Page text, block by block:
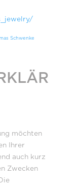
Schwenke
möchten
Ihrer
auch kurz
Zwecken